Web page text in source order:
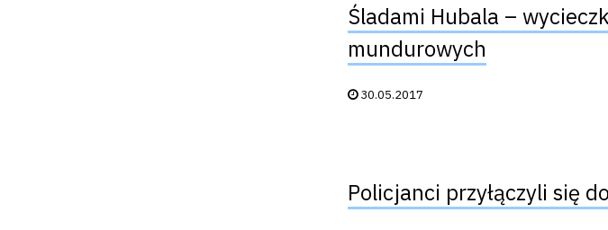
Śladami Hubala –
mundurowych
Data publikacji:
30.05.2017
Policjanci przyłączyli się